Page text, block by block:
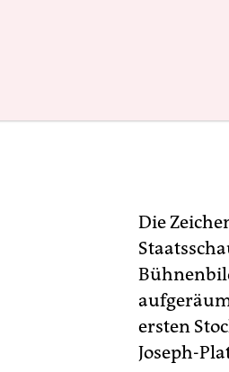
Die
ersten
Joseph-